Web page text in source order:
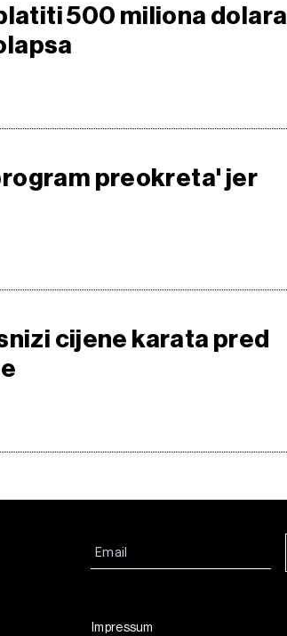
500 miliona dolara
preokreta' jer
cijene karata pred
Impressum